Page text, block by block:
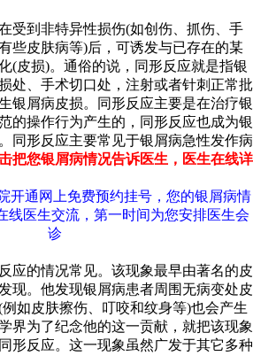
受到非特异性损伤(如创伤、抓伤、手
些皮肤病等)后，可诱发与已存在的某
(皮损)。通俗的说，同形反应就是指银
处、手术切口处，注射或者针刺正常批
银屑病皮损。同形反应主要是在治疗银
的操作行为产生的，同形反应也成为银
同形反应主要常见于银屑病急性发作病
击把您银屑病情况告诉医生，医生在线详
开通网上免费预约挂号，您的银屑病情
线医生交流，第一时间为您安排医生会
诊
应的情况常见。该现象最早由著名的皮
现。他发现银屑病患者周围无病变处皮
如皮肤擦伤、叮咬和纹身等)也会产生
界为了纪念他的这一贡献，就把该现象
形反应。这一现象虽然广发于其它多种